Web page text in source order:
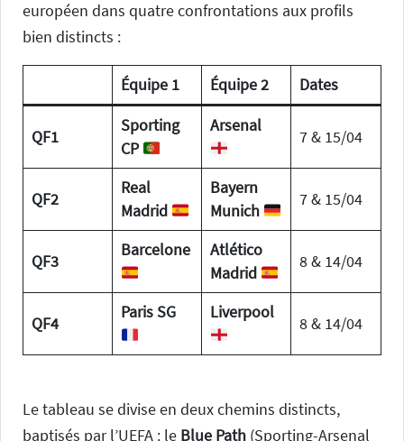
européen dans quatre confrontations aux profils
bien distincts :
Équipe 1 Équipe 2 Dates
QF1
Sporting
CP
Arsenal
7 & 15/04
QF2
Real
Madrid
Bayern
Munich
7 & 15/04
QF3
Barcelone
Atlético
Madrid
8 & 14/04
QF4
Paris SG Liverpool
8 & 14/04
Le tableau se divise en deux chemins distincts,
baptisés par l’UEFA : le Blue Path (Sporting-Arsenal